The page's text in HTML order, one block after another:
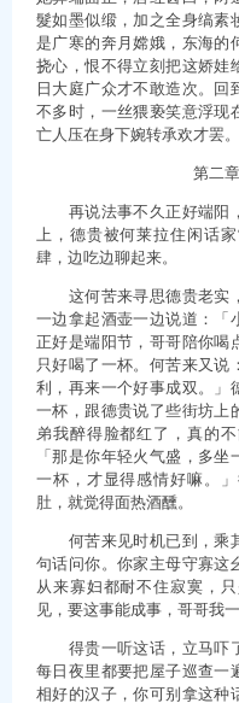
髮如墨似缎，加之全身缟素
是广寒的奔月嫦娥，东海的
挠心，恨不得立刻把这娇娃
日大庭广众才不敢造次。回
不多时，一丝猥亵笑意浮现
亡人压在身下婉转承欢才罢。
第二章借酒力泼
再说法事不久正好端阳
上，德贵被何莱拉住闲话
肆，边吃边聊起来。
这何苦来寻思德贵老实，
一边拿起酒壶一边说道：「
正好是端阳节，哥哥陪你喝
只好喝了一杯。何苦来又说
利，再来一个好事成双。」
一杯，跟德贵说了些街坊上
弟我醉得脸都红了，真的
「那是你年轻火气盛，多
一杯，才显得感情好嘛。
肚，就觉得面热酒醺。
何苦来见时机已到，乘
句话问你。你家主母守寡这
从来寡妇都耐不住寂寞，
见，要这事能成事，哥哥我
得贵一听这话，立马吓了
每日夜里都要把屋子巡查一
相好的汉子，你可别拿这种